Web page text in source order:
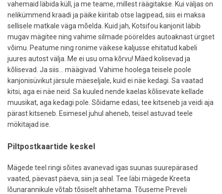
vahemaid läbida küll, ja me teame, millest räägitakse. Kui väljas on
nelikümmend kraadi ja päike kiiritab otse lagipead, siis ei maksa
sellisele matkale väga mõelda. Kuid jah, Kotsifou kanjonit läbib
mugav mägitee ning vahime silmade pööreldes autoaknast ürgset
võimu. Peatume ning ronime väikese kaljusse ehitatud kabeli
juures autost välja. Me ei usu oma kõrvu! Mäed kolisevad ja
kõlisevad. Ja siis... määgivad. Vahime hoolega teisele poole
kanjonisüvikut järsule mäeseljale, kuid ei näe kedagi. Sa vaatad
kitsi, aga ei näe neid. Sa kuuled nende kaelas kõlisevate kellade
muusikat, aga kedagi pole. Sõidame edasi, tee kitseneb ja veidi aja
pärast kitseneb. Esimesel juhul aheneb, teisel astuvad teele
mökitajad ise.
Piltpostkaartide keskel
Mägede teel ringi sõites avanevad igas suunas suurepärased
vaated, päevast päeva, siin ja seal. Tee läbi mägede Kreeta
lõunarannikule võtab tõsiselt ahhetama. Tõuseme Preveli